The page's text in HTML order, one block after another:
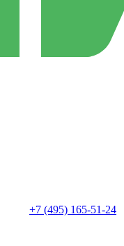
+7 (495) 165-51-24